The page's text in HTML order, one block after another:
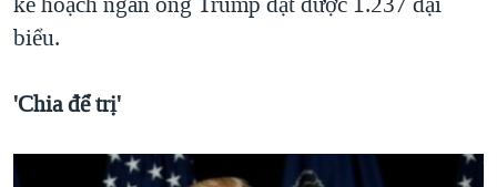
biểu.
'Chia để trị'